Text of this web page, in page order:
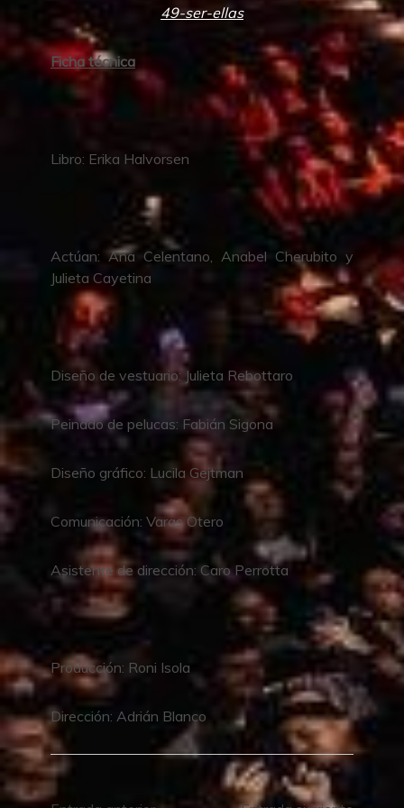
49-ser-ellas
Ficha técnica
Libro: Erika Halvorsen
Actúan: Ana Celentano, Anabel Cherubito y
Julieta Cayetina
Diseño de vestuario: Julieta Rebottaro
Peinado de pelucas: Fabián Sigona
Diseño gráfico: Lucila Gejtman
Comunicación: Varas Otero
Asistente de dirección: Caro Perrotta
Producción: Roni Isola
Dirección: Adrián Blanco